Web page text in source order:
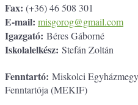
Fax: (+36) 46 508 301
E-mail: misgorog@gmail.com
Igazgató: Béres Gáborné
Iskolalelkész: Stefán Zoltán
Fenntartó: Miskolci
Fenntartója (MEKIF)